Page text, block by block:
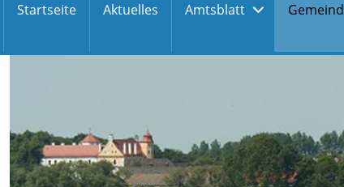
Startseite Aktuelles Amtsblatt